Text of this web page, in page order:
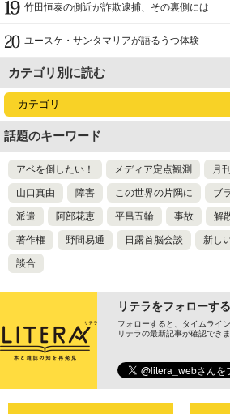
竹田恒泰の側近が詐欺逮捕、その裏側には
ユースケ・サンタマリアが語るうつ体験
カテゴリ別に読む
話題のキーワード
アベを倒したい！ メディア定点観測 月
山口真由 障害 この世界の片隅に ブ
派遣 阿部花恵 平昌五輪 事故 解
著作権 野間易通 日露首脳会談 新し
談合
リテラをフォローする
フォローすると、タイムライ
リテラの最新記事が確認できま